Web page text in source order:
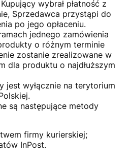
wybrał płatność z
Sprzedawca przystąpi do
po jego opłaceniu.
jednego zamówienia
o różnym terminie
zostanie zrealizowane w
dla produktu o najdłuższym
jest wyłącznie na terytorium
są następujące metody
firmy kurierskiej;
InPost.